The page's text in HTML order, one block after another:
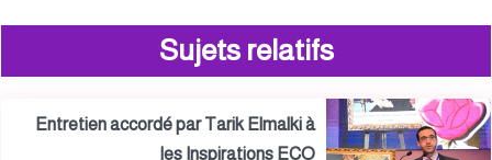
Sujets relatifs
Entretien accordé par Tarik Elmalki à
les Inspirations ECO